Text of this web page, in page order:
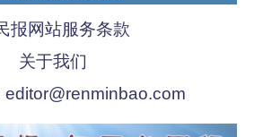
报网站服务条款
关于我们
editor@renminbao.com